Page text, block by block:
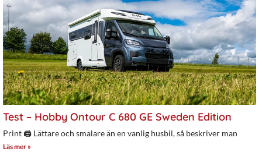
Test – Hobby Ontour C 680 GE Sweden Edition
Print 🖨 Lättare och smalare än en vanlig husbil, så beskriver man
Läs mer »